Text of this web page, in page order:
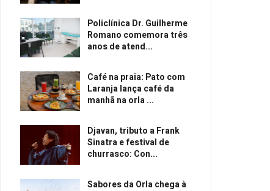
Policlínica Dr. Guilherme
Romano comemora três
anos de atend...
Café na praia: Pato com
Laranja lança café da
manhã na orla ...
Djavan, tributo a Frank
Sinatra e festival de
churrasco: Con...
Sabores da Orla chega à